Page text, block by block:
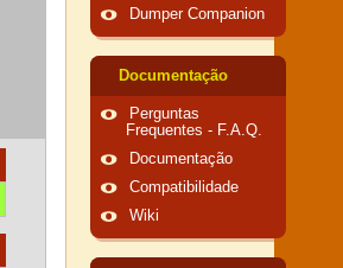
Dumper Companion
Documentação
Perguntas
Frequentes - F.A.Q.
Documentação
Compatibilidade
Wiki